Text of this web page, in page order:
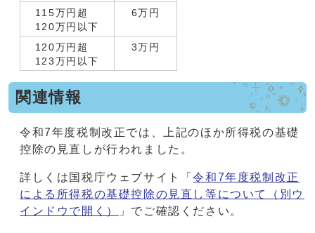
115万円超
120万円以下
6万円
120万円超
123万円以下
3万円
関連情報
令和7年度税制改正では、上記のほか所得税の基礎
控除の見直しが行われました。
詳しくは国税庁ウェブサイト「令和7年度税制改正
による所得税の基礎控除の見直し等について
（別ウ
インドウで開く）
」でご確認ください。